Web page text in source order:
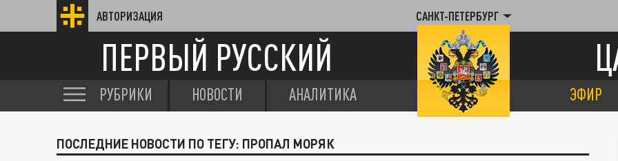
АВТОРИЗАЦИЯ САНКТ-ПЕТЕРБУРГ
ПЕРВЫЙ РУССКИЙ
РУБРИКИ НОВОСТИ АНАЛИТИКА ЭФИР
ПОСЛЕДНИЕ НОВОСТИ ПО ТЕГУ: ПРОПАЛ МОРЯК